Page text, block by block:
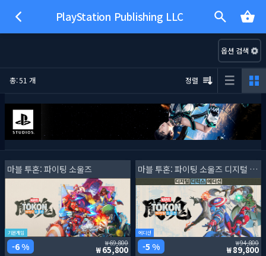
PlayStation Publishing LLC
옵션 검색
총: 51 개 정렬
마블 투혼: 파이팅 소울즈
기본게임
6 % 69,800
65,800
마블 투혼: 파이팅 소울즈 디지털 디럭스 에디션
에디션
5 % 94,800
89,800